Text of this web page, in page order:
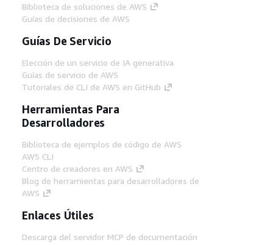
Biblioteca de soluciones de AWS
Guías de decisiones de AWS
Guías De Servicio
Elección de un servicio de IA generativa
Guías de servicio de AWS
Tutoriales de CLI de AWS en GitHub
Herramientas Para
Desarrolladores
Biblioteca de ejemplos de código de AWS
AWS CLI
Centro de creadores en AWS
Blog de herramientas para desarrolladores de
AWS
Enlaces Útiles
Descarga del servidor MCP de documentación